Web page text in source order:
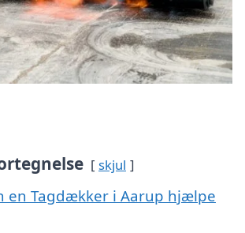
skjul
en Tagdækker i Aarup hjælpe